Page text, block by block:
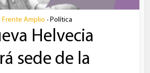
Frente Amplio • Política
Helvecia
sede de la